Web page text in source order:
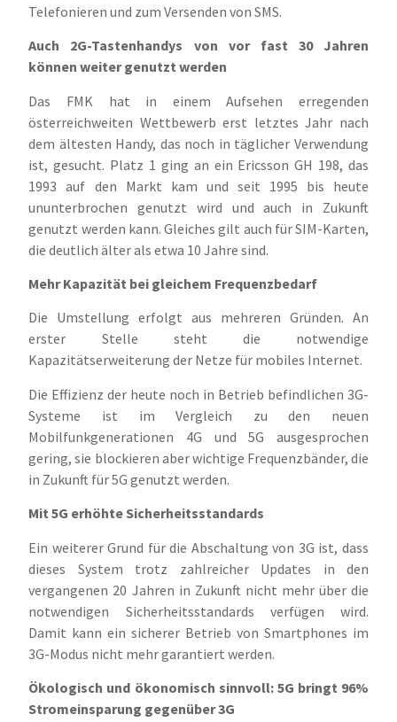
Telefonieren und zum Versenden von SMS.
Auch 2G-Tastenhandys von vor fast 30 Jahren
können weiter genutzt werden
Das FMK hat in einem Aufsehen erregenden
österreichweiten Wettbewerb erst letztes Jahr nach
dem ältesten Handy, das noch in täglicher Verwendung
ist, gesucht. Platz 1 ging an ein Ericsson GH 198, das
1993 auf den Markt kam und seit 1995 bis heute
ununterbrochen genutzt wird und auch in Zukunft
genutzt werden kann. Gleiches gilt auch für SIM-Karten,
die deutlich älter als etwa 10 Jahre sind.
Mehr Kapazität bei gleichem Frequenzbedarf
Die Umstellung erfolgt aus mehreren Gründen. An
erster Stelle steht die notwendige
Kapazitätserweiterung der Netze für mobiles Internet.
Die Effizienz der heute noch in Betrieb befindlichen 3G-
Systeme ist im Vergleich zu den neuen
Mobilfunkgenerationen 4G und 5G ausgesprochen
gering, sie blockieren aber wichtige Frequenzbänder, die
in Zukunft für 5G genutzt werden.
Mit 5G erhöhte Sicherheitsstandards
Ein weiterer Grund für die Abschaltung von 3G ist, dass
dieses System trotz zahlreicher Updates in den
vergangenen 20 Jahren in Zukunft nicht mehr über die
notwendigen Sicherheitsstandards verfügen wird.
Damit kann ein sicherer Betrieb von Smartphones im
3G-Modus nicht mehr garantiert werden.
Ökologisch und ökonomisch sinnvoll: 5G bringt 96%
Stromeinsparung gegenüber 3G